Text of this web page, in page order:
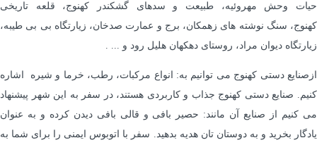
حیات وحش مهروئیه، طبیعت و سدهای گشکندر کهنوج، قلعه تاریخی
کهنوج، سنگ نوشته های زهمكان، برج و عمارت صدخان، زیارتگاه بی بی طیبه،
زیارتگاه دیوان مراد، روستای دهکهان هلیل رود و ... .
ازصنایع دستی کهنوج می توانیم به: انواع مرکبات، رطب، خرما و شیره اشاره
کنیم. صنایع دستی کهنوج جذاب و کاربردی هستند، در سفر به این شهر پیشنهاد
می کنیم از صنایع آن مانند: حصیر بافی و قالی بافی دیدن کرده و به عنوان
یادگار بخرید و به دوستان تان هدیه بدهید. سفر با اتوبوس ایمنی را برای شما به